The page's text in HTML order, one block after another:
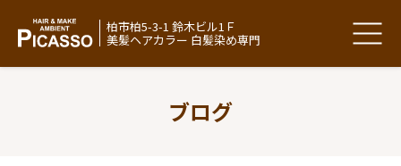
柏市柏5-3-1 鈴木ビル1Ｆ
美髪ヘアカラー 白髪染め専門
ブログ